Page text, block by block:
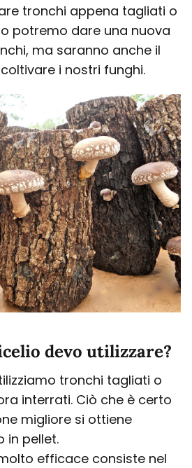
tronchi appena tagliati o
potremo dare una nuova
ma saranno anche il
i nostri funghi.
devo utilizzare?
tronchi tagliati o
interrati. Ciò che è certo
migliore si ottiene
in pellet.
efficace consiste nel